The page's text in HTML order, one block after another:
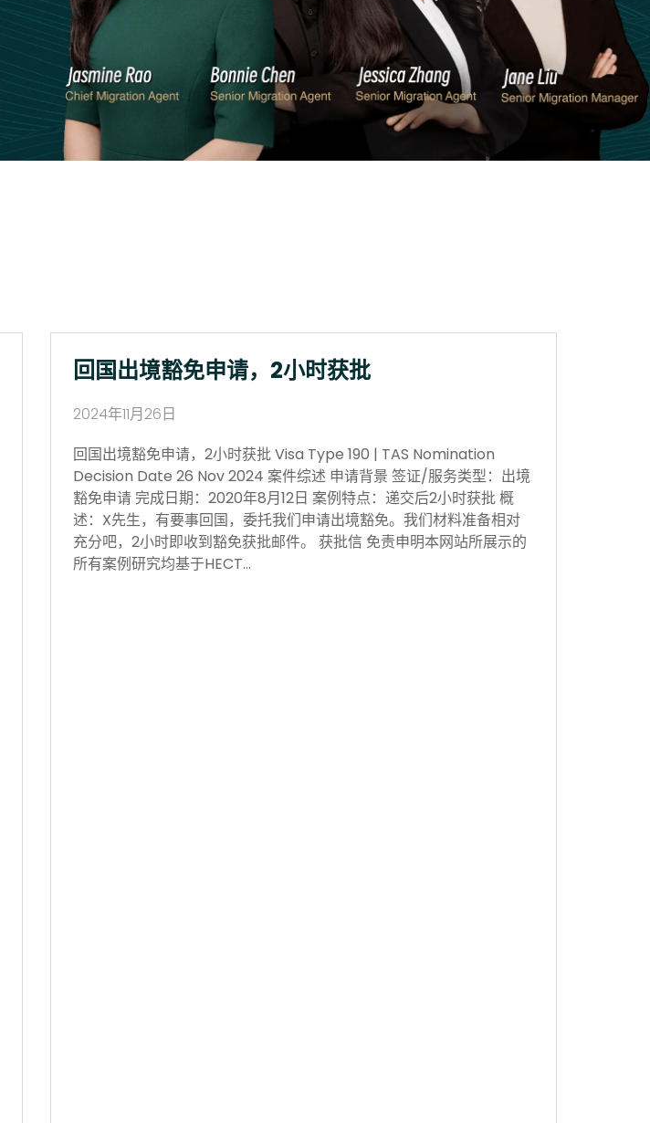
回国出境豁免申请，2小时获批
2024年11月26日
回国出境豁免申请，2小时获批 Visa Type 190 | TAS Nomination
Decision Date 26 Nov 2024 案件综述 申请背景 签证/服务类型：出境
豁免申请 完成日期：2020年8月12日 案例特点：递交后2小时获批 概
述：X先生，有要事回国，委托我们申请出境豁免。我们材料准备相对
充分吧，2小时即收到豁免获批邮件。 获批信 免责申明本网站所展示的
所有案例研究均基于HECT…